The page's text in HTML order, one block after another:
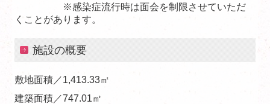
※感染症流行時は面会を制限させていただ
くことがあります。
施設の概要
敷地面積／1,413.33㎡
建築面積／747.01㎡